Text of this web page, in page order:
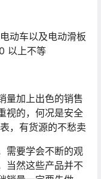
动车以及电动滑板
以上不等
量加上出色的销售
视的，何况是安全
，有货源的不愁卖
需要学会不断的观
当然这些产品并不